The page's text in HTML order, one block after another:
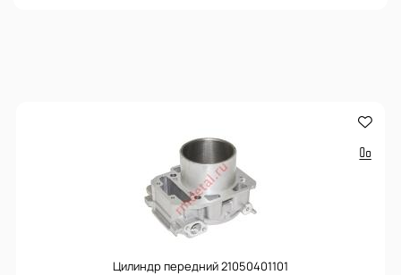
Цилиндр передний 21050401101